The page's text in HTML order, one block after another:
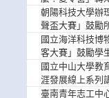
明。
朝陽科技大學辦
聲盃大賽」鼓勵
國立海洋科技博
客大賽」鼓勵學
國立中山大學教
涯發展線上系列
臺南青年志工中